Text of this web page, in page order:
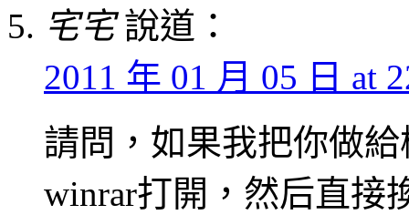
宅宅 說道：
2011 年 01 月 05 日 at
請問，如果我把你做給
winrar打開，然后直接